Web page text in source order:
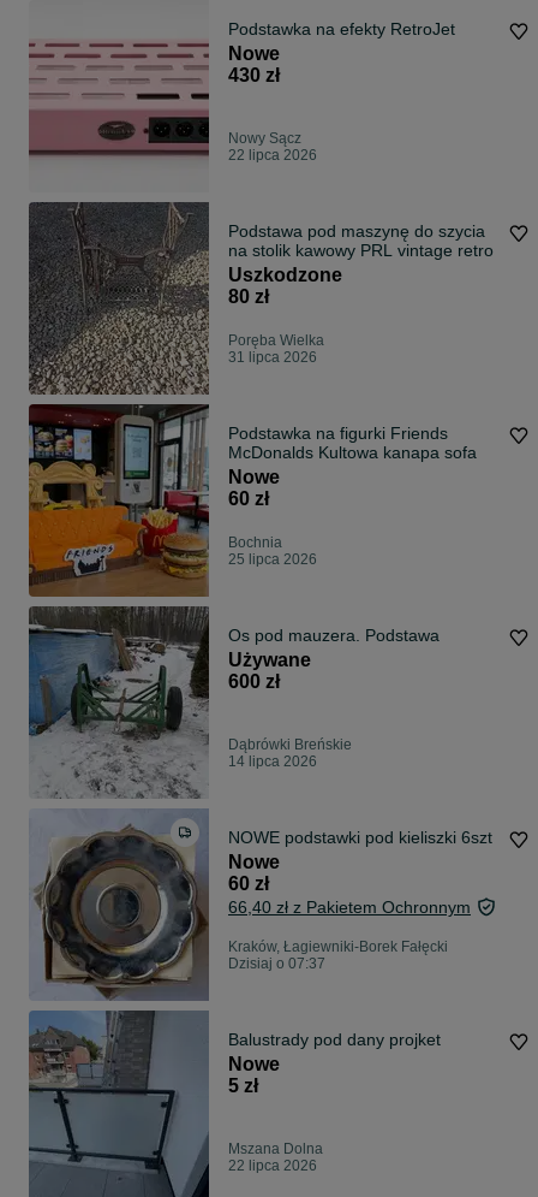
Podstawka na efekty RetroJet
Nowe
430 zł
Nowy Sącz
22 lipca 2026
Podstawa pod maszynę do szycia
na stolik kawowy PRL vintage retro
Uszkodzone
80 zł
Poręba Wielka
31 lipca 2026
Podstawka na figurki Friends
McDonalds Kultowa kanapa sofa
Nowe
60 zł
Bochnia
25 lipca 2026
Os pod mauzera. Podstawa
Używane
600 zł
Dąbrówki Breńskie
14 lipca 2026
NOWE podstawki pod kieliszki 6szt
Nowe
60 zł
66,40 zł z Pakietem Ochronnym
Kraków, Łagiewniki-Borek Fałęcki
Dzisiaj o 07:37
Balustrady pod dany projket
Nowe
5 zł
Mszana Dolna
22 lipca 2026